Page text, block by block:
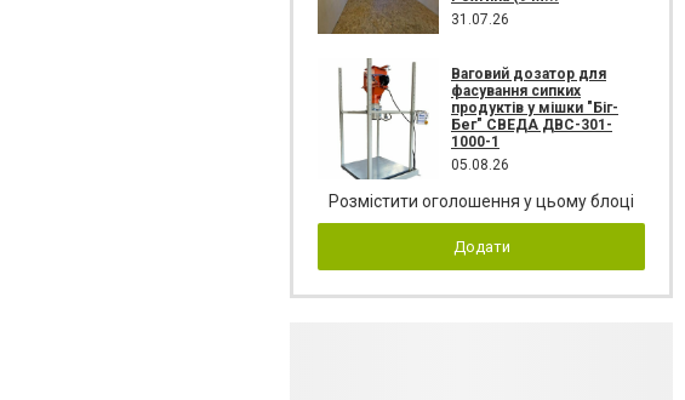
31.07.26
Ваговий дозатор для
фасування сипких
продуктів у мішки "Біг-
Бег" СВЕДА ДВС-301-
1000-1
05.08.26
Розмістити оголошення у цьому блоці
Додати